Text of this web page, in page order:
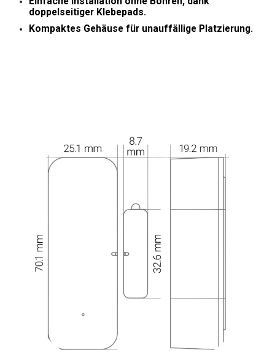
doppelseitiger Klebepads.
Kompaktes Gehäuse für unauffällige Platzierung.